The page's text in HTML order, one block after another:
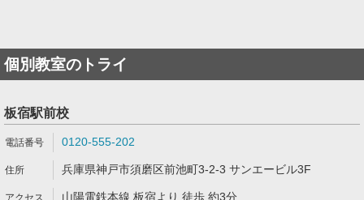
個別教室のトライ
板宿駅前校
0120-555-202
兵庫県神戸市須磨区前池町3-2-3 サンエービル3F
山陽電鉄本線 板宿より 徒歩 約3分